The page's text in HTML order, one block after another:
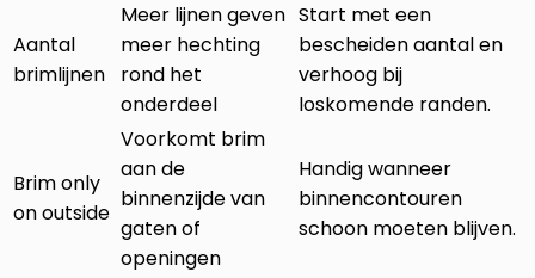
Aantal
brimlijnen
Meer lijnen geven
meer hechting
rond het
onderdeel
Start met een
bescheiden aantal en
verhoog bij
loskomende randen.
Brim only
on outside
Voorkomt brim
aan de
binnenzijde van
gaten of
openingen
Handig wanneer
binnencontouren
schoon moeten blijven.